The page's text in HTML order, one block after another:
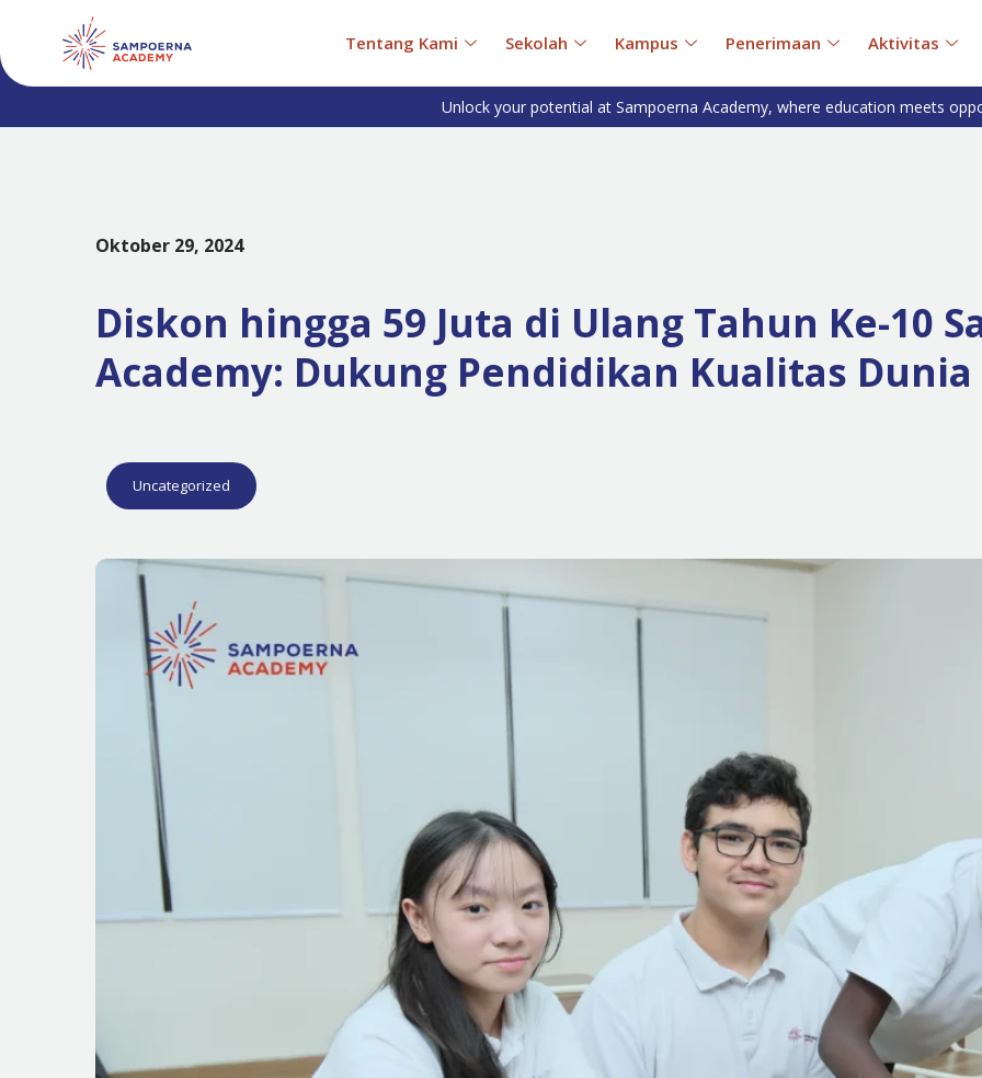
Tentang Kami Sekolah Kampus Penerimaan Aktivitas
Unlock your potential at Sampoerna Academy, where education meets
Oktober 29, 2024
Diskon hingga 59 Juta di Ulang Tahun Ke-10
Academy: Dukung Pendidikan Kualitas Dunia
Uncategorized